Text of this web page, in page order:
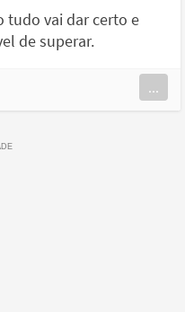
tudo vai dar certo e
de superar.
...